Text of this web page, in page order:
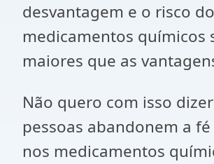
desvantagem e o risco
medicamentos químicos
maiores que as
Não quero com isso
pessoas abandonem a
nos medicamentos